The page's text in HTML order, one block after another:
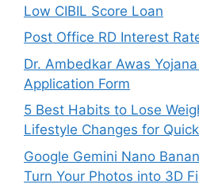
Low CIBIL Score Loan
Post Office RD Interest
Dr. Ambedkar Awas
Application Form
5 Best Habits to Lose
Lifestyle Changes for
Google Gemini Nano
Turn Your Photos into 3D